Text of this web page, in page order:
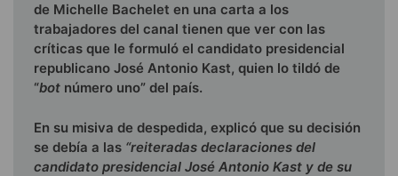
de Michelle Bachelet en una carta a los
trabajadores del canal tienen que ver con las
críticas que le formuló el candidato presidencial
republicano José Antonio Kast, quien lo tildó de
“bot número uno” del país.
En su misiva de despedida, explicó que su decisión
se debía a las “reiteradas declaraciones del
candidato presidencial José Antonio Kast y de su